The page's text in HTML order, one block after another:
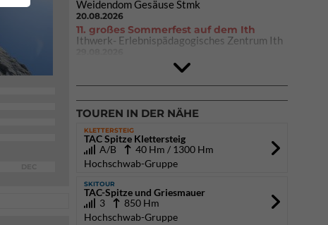
Weidendom Gesäuse Stmk
20.08.2026
11. großes Sommerfest auf dem Ith
Ithwerk- Erlebnispädagogisches Zentrum Ith
DAV Kletter- & Boulderzentrum München
Süd (Thalkirchen)
TOUREN IN DER NÄHE
KLETTERSTEIG
TAC Spitze Klettersteig
A/B
40 Hm / 1300 Hm
Hochschwab-Gruppe
SKITOUR
TAC-Spitze und Griesmauer
3
850 Hm
Hochschwab-Gruppe